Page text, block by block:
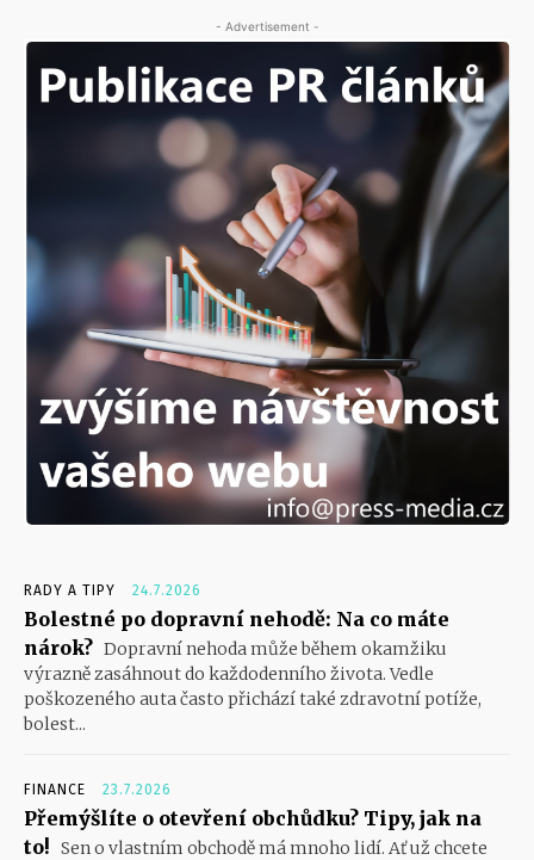
- Advertisement -
RADY A TIPY 24.7.2026
Bolestné po dopravní nehodě: Na co máte
nárok? Dopravní nehoda může během okamžiku
výrazně zasáhnout do každodenního života. Vedle
poškozeného auta často přichází také zdravotní potíže,
bolest...
FINANCE 23.7.2026
Přemýšlíte o otevření obchůdku? Tipy, jak na
to! Sen o vlastním obchodě má mnoho lidí. Ať už chcete